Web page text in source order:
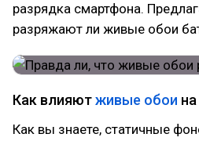
разрядка смартфона.
разряжают ли живые обои
Как влияютживые обои
Как вы знаете, статичные